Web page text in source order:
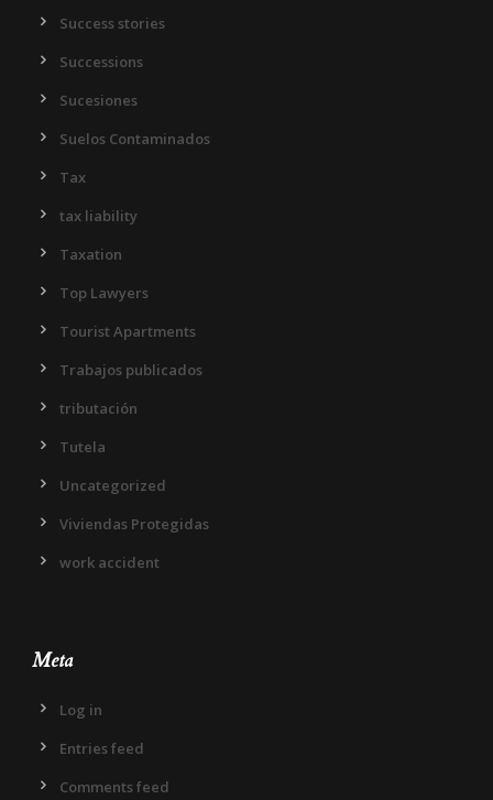
Success stories
Successions
Sucesiones
Suelos Contaminados
Tax
tax liability
Taxation
Top Lawyers
Tourist Apartments
Trabajos publicados
tributación
Tutela
Uncategorized
Viviendas Protegidas
work accident
Meta
Log in
Entries feed
Comments feed